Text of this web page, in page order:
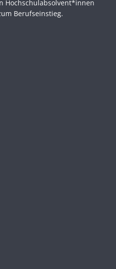
Hochschul­absolvent*innen
Berufseinstieg.